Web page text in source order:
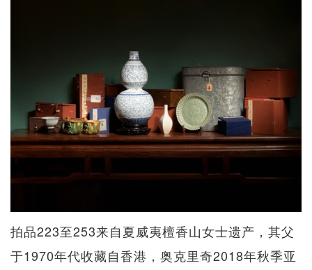
拍品223至253来自夏威夷檀香山女士遗产，其父
于1970年代收藏自香港，奥克里奇2018年秋季亚